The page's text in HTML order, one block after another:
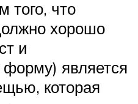
того, что
хорошо
и
форму) является
которая